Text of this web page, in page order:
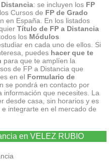
: se incluyen los FP
Cursos de FP de Grado
en España. En los listados
Título de FP a Distancia
los Módulos
en cada uno de ellos. Si
puedes hacer que te
para que te amplíen la
de FP a Distancia que
en el Formulario de
se pondrá en contacto por
información que necesites. La
desde casa, sin horarios y es
integrarte en el mercado de
en VELEZ RUBIO